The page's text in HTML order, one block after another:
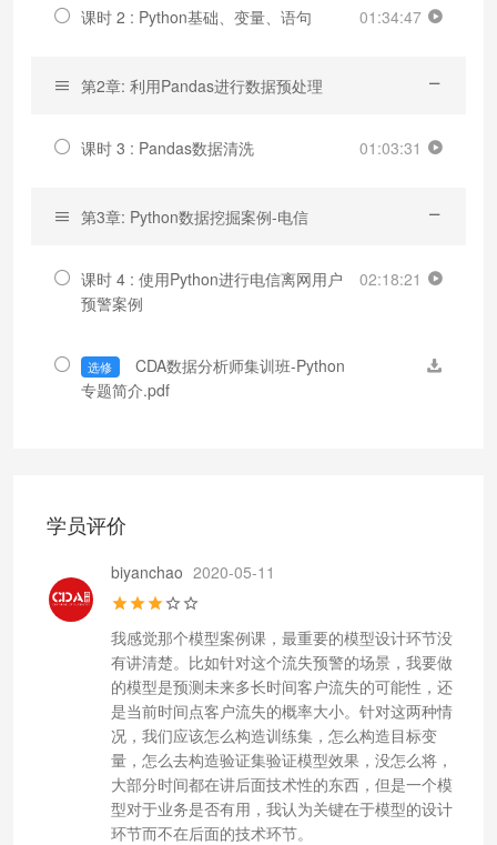
课时 2 : Python基础、变量、语句 01:34:47
第2章: 利用Pandas进行数据预处理
课时 3 : Pandas数据清洗 01:03:31
第3章: Python数据挖掘案例-电信
课时 4 : 使用Python进行电信离网用户
预警案例
02:18:21
选修
CDA数据分析师集训班-Python
专题简介.pdf
学员评价
biyanchao 2020-05-11
我感觉那个模型案例课，最重要的模型设计环节没
有讲清楚。比如针对这个流失预警的场景，我要做
的模型是预测未来多长时间客户流失的可能性，还
是当前时间点客户流失的概率大小。针对这两种情
况，我们应该怎么构造训练集，怎么构造目标变
量，怎么去构造验证集验证模型效果，没怎么将，
大部分时间都在讲后面技术性的东西，但是一个模
型对于业务是否有用，我认为关键在于模型的设计
环节而不在后面的技术环节。